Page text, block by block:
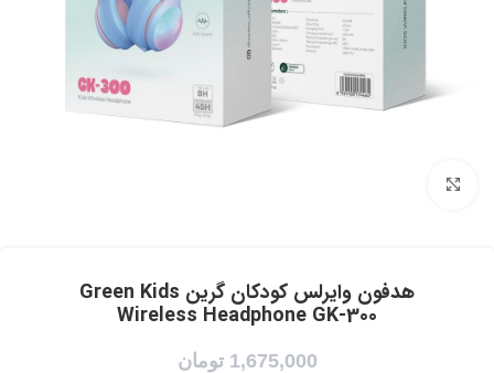
هدفون وایرلس کودکان گرین Green Kids
Wireless Headphone GK-300
1,675,000 تومان